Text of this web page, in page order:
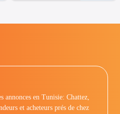
annonces en Tunisie: Chattez,
et acheteurs prés de chez